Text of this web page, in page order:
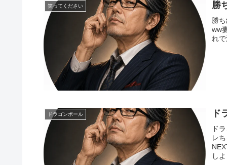
笑ってください 勝
勝
ww
れ
ドラゴンボール ド
ド
レ
し